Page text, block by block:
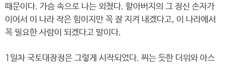
때문이다. 가슴 속으로 나는 외쳤다. 할아버지의 그 정신 손자가
이어서 이 나라 작은 힘이지만 꼭 잘 지켜 내겠다고, 이 나라에서
꼭 필요한 사람이 되겠다고 말이다.
1일차 국토대장정은 그렇게 시작되었다. 찌는 듯한 더위와 아스